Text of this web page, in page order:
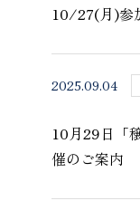
10/27(月)参
2025.09.04
10月29日「
催のご案内